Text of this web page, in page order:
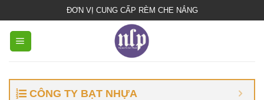
che
nắng
mưa
ĐƠN VỊ CUNG CẤP RÈM CHE NẮNG
CÔNG TY BẠT NHỰA